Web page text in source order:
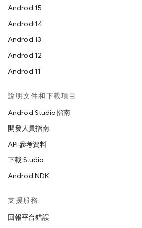
Android 15
Android 14
Android 13
Android 12
Android 11
說明文件和下載項目
Android Studio 指南
開發人員指南
API 參考資料
下載 Studio
Android NDK
支援服務
回報平台錯誤